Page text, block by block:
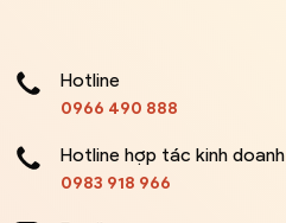
Hotline
0966 490 888
Hotline hợp tác kinh doanh
0983 918 966